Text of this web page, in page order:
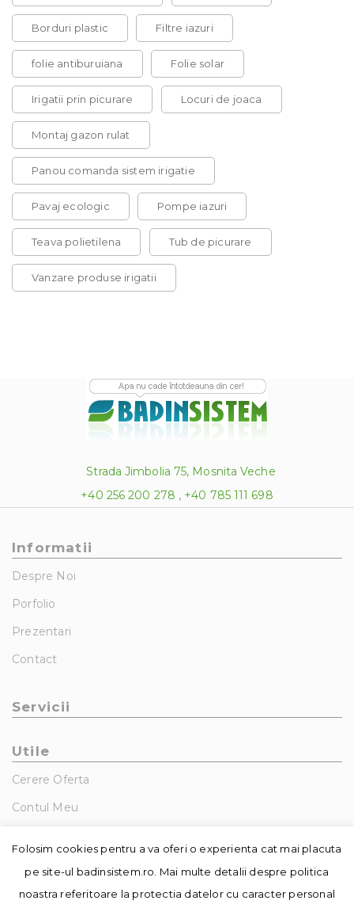
Borduri plastic Filtre iazuri
folie antiburuiana Folie solar
Irigatii prin picurare Locuri de joaca
Montaj gazon rulat
Panou comanda sistem irigatie
Pavaj ecologic Pompe iazuri
Teava polietilena Tub de picurare
Vanzare produse irigatii
Strada Jimbolia 75, Mosnita Veche
+40 256 200 278 , +40 785 111 698
Informatii
Despre Noi
Porfolio
Prezentari
Contact
Servicii
Utile
Cerere Oferta
Contul Meu
Folosim cookies pentru a va oferi o experienta cat mai placuta
pe site-ul badinsistem.ro. Mai multe detalii despre politica
noastra referitoare la protectia datelor cu caracter personal